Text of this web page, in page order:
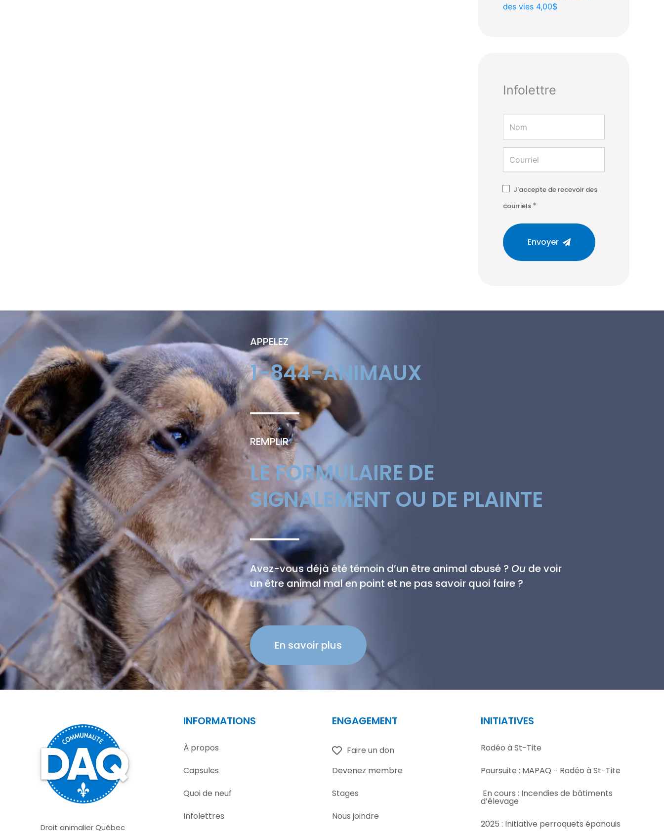
des vies 4,00$
Infolettre
J'accepte de recevoir des
courriels *
Envoyer
APPELEZ
1-844-ANIMAUX
REMPLIR
LE FORMULAIRE DE
SIGNALEMENT OU DE PLAINTE
Avez-vous déjà été témoin d’un être animal abusé ? Ou de voir
un être animal mal en point et ne pas savoir quoi faire ?
En savoir plus
Droit animalier Québec
INFORMATIONS
À propos
Capsules
Quoi de neuf
Infolettres
ENGAGEMENT
Faire un don
Devenez membre
Stages
Nous joindre
INITIATIVES
Rodéo à St-Tite
Poursuite : MAPAQ - Rodéo à St-Tite
En cours : Incendies de bâtiments
d’élevage
2025 : Initiative perroquets épanouis